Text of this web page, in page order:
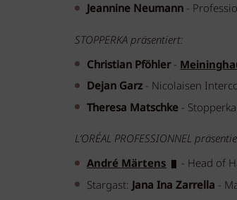
Jeannine Neumann -
STOPPERKA präsentiert:
Christian Pföhler-
Dejan Garz - Nicolaisen
Theresa Matschke -
L‘ORÉAL PROFESSIONNEL
André Märtens
- Head of
Stargast:Jana Ina Zarrella -